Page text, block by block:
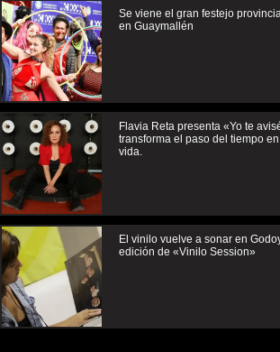
Se viene el gran festejo
en Guaymallén
Flavia Reta presenta «Yo te
transforma el paso del tiempo
vida.
El vinilo vuelve a sonar en
edición de «Vinilo Session»